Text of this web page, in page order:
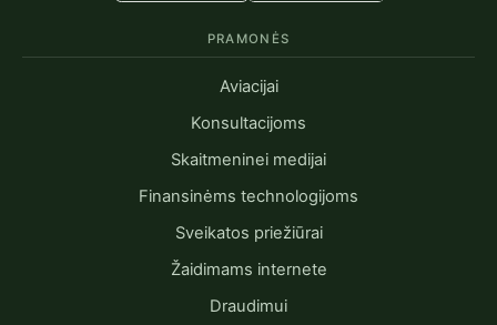
PRAMONĖS
Aviacijai
Konsultacijoms
Skaitmeninei medijai
Finansinėms technologijoms
Sveikatos priežiūrai
Žaidimams internete
Draudimui